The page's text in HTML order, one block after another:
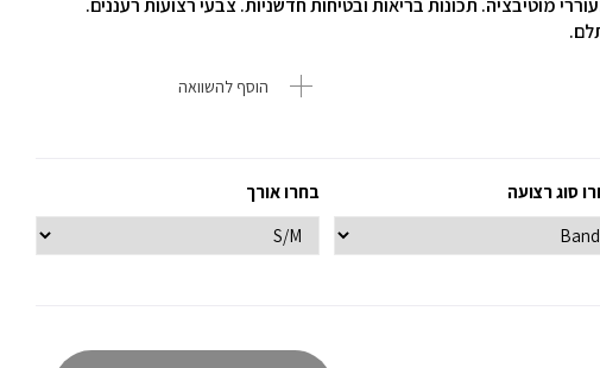
מוטיבציה. תכונות בריאות ובטיחות חדשניות. צבעי רצועות רעננים.
הוסף להשוואה
סוג רצועה בחרו אורך